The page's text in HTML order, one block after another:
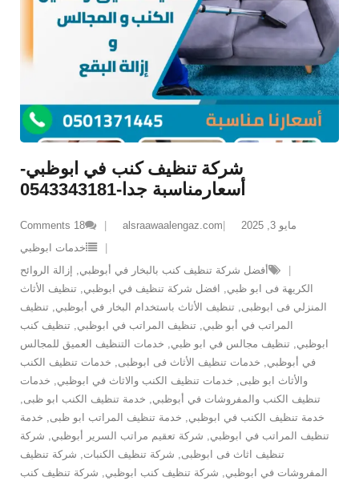
شركة تنظيف كنب في ابوظبي-
أسعارمناسبة جدا-0543343181
مايو 3, 2025 alsraawaalengaz.com
18
Comments
خدمات ابوظبي
أفضل شركة تنظيف كنب بالبخار في أبوظبي, إزالة الروائح
الكريهة فى ابو ظبي, افضل شركة تنظيف في ابوظبي, تنظيف الأثاث
المنزلي فى ابوظبى, تنظيف الأثاث باستخدام البخار في أبوظبي, تنظيف
المراتب في أبو ظبي, تنظيف المراتب في ابوظبي, تنظيف كنب
ابوظبي, تنظيف مجالس في ابو ظبي, خدمات التنظيف العميق للمجالس
في أبوظبي, خدمات تنظيف الأثاث فى ابوظبى, خدمات تنظيف الكنب
والأثاث ابو ظبى, خدمات تنظيف الكنب والاثاث في ابوظبي, خدمات
تنظيف الكنب والمفروشات في أبوظبي, خدمة تنظيف الكنب ابو ظبى,
خدمة تنظيف الكنب في ابوظبي, خدمة تنظيف المراتب ابو ظبى, خدمة
تنظيف المراتب في ابوظبي, شركة تعقيم مراتب السرير أبوظبي, شركة
تنظيف اثاث فى ابوظبى, شركة تنظيف الكنبات, شركة تنظيف
المفروشات في ابوظبي, شركة تنظيف كنب ابوظبي, شركة تنظيف كنب